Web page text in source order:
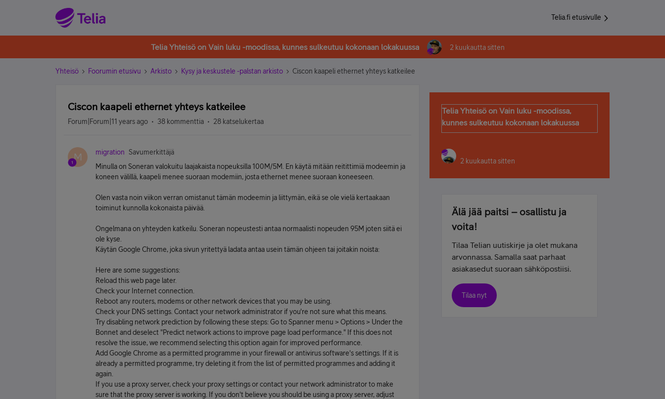
Telia.fi etusivulle
Telia Yhteisö on Vain luku -moodissa, kunnes sulkeutuu kokonaan lokakuussa 2 kuukautta sitten
Yhteisö Foorumin etusivu Arkisto Kysy ja keskustele -palstan arkisto Ciscon kaapeli ethernet yhteys katkeilee
Ciscon kaapeli ethernet yhteys katkeilee
Forum|Forum|11 years ago 38 kommenttia 28 katselukertaa
M migration
Savumerkittäjä
Minulla on Soneran valokuitu laajakaista nopeuksilla 100M/5M. En käytä mitään reitittimiä modeemin ja
koneen välillä, kaapeli menee suoraan modemiin, josta ethernet menee suoraan koneeseen.
Olen vasta noin viikon verran omistanut tämän modeemin ja liittymän, eikä se ole vielä kertaakaan
toiminut kunnolla kokonaista päivää.
Ongelmana on yhteyden katkeilu. Soneran nopeustesti antaa normaalisti nopeuden 95M joten siitä ei
ole kyse.
Käytän Google Chrome, joka sivun yritettyä ladata antaa usein tämän ohjeen tai joitakin noista:
Here are some suggestions:
Reload this web page later.
Check your Internet connection.
Reboot any routers, modems or other network devices that you may be using.
Check your DNS settings. Contact your network administrator if you're not sure what this means.
Try disabling network prediction by following these steps: Go to Spanner menu > Options > Under the
Bonnet and deselect "Predict network actions to improve page load performance." If this does not
resolve the issue, we recommend selecting this option again for improved performance.
Add Google Chrome as a permitted programme in your firewall or antivirus software's settings. If it is
already a permitted programme, try deleting it from the list of permitted programmes and adding it
again.
If you use a proxy server, check your proxy settings or contact your network administrator to make
sure that the proxy server is working. If you don't believe you should be using a proxy server, adjust
Telia Yhteisö on Vain luku -moodissa,
kunnes sulkeutuu kokonaan lokakuussa
2 kuukautta sitten
Älä jää paitsi – osallistu ja
voita!
Tilaa Telian uutiskirje ja olet mukana
arvonnassa. Samalla saat parhaat
asiakasedut suoraan sähköpostiisi.
Tilaa nyt